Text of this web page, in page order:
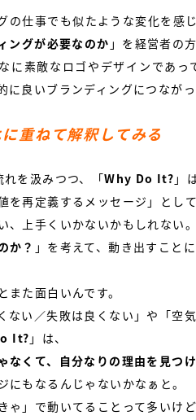
の仕事でも似たような変化を感
ングが必要なのか 」を経営者の
に素敵なロゴやデザインであっ
に良いブランディングにつなが
重ねて解釈してみる
れを汲みつつ、「Why Do It? 」
を再定義するメッセージ」とし
、上手くいかないかもしれない。
か？ 」を考えて、動き出すこと
また面白いんです。
ない／失敗は良くない」や「空
It? 」は、
なくて、自分なりの理由を見つ
にもなるんじゃないかなぁと。
ゃ」で動いてることって多いけど